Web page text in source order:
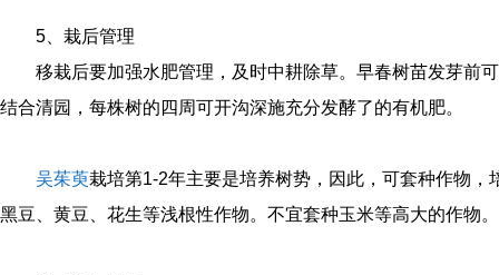
5、栽后管理
移栽后要加强水肥管理，及时中耕除草。早春树苗发芽前
结合清园，每株树的四周可开沟深施充分发酵了的有机肥。
吴茱萸栽培第1-2年主要是培养树势，因此，可套种作物
黑豆、黄豆、花生等浅根性作物。不宜套种玉米等高大的作物。